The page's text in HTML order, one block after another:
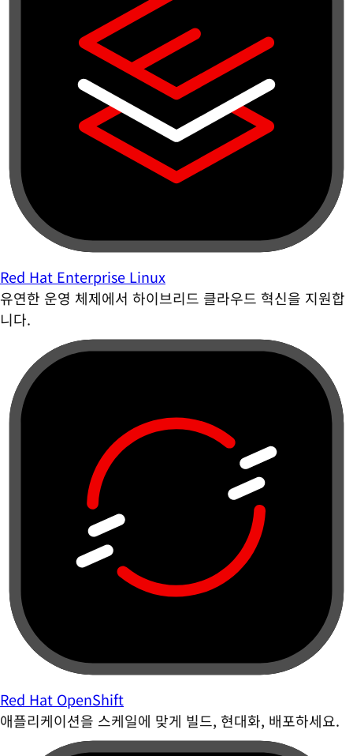
Red Hat Enterprise Linux
유연한 운영 체제에서 하이브리드 클라우드 혁신을 지원합
니다.
Red Hat OpenShift
애플리케이션을 스케일에 맞게 빌드, 현대화, 배포하세요.